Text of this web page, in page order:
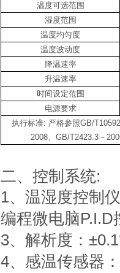
温度可选范围
湿度范围
温度均匀度
温度波动度
降温速率
升温速率
时间设定范围
电源要求
执行标准: 严格参照GB/T10592
2008、 GB/T2423.3 －
二、控制系统:
1、 温湿度控制
编程微电脑P.I.D
3、解析度： ±0.1
4、感温传感器：